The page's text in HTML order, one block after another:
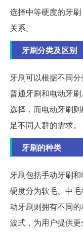
选择中等硬度的牙
关系。
牙刷分类及区别
牙刷可以根据不同
普通牙刷和电动牙
选择，而电动牙刷
足不同人群的需求。
牙刷的种类
牙刷包括手动牙刷
硬度分为软毛、中
动牙刷则拥有不同
波式，为用户提供更